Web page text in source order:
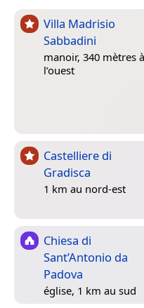
Villa Madrisio
Sabbadini
manoir, 340 mètres à
l’ouest
Castelliere di
Gradisca
1 km au nord-est
Chiesa di
Sant’Antonio da
Padova
église, 1 km au sud